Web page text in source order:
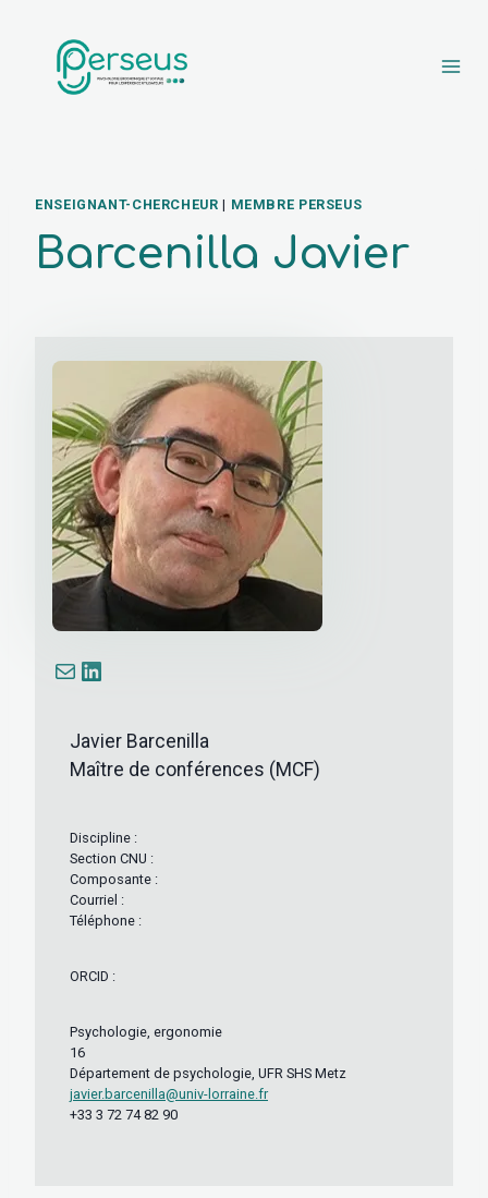
ENSEIGNANT-CHERCHEUR | MEMBRE PERSEUS
Barcenilla Javier
E-mailLinkedIn
Javier Barcenilla
Maître de conférences (MCF)
Discipline :
Section CNU :
Composante :
Courriel :
Téléphone :
ORCID :
Psychologie, ergonomie
16
Département de psychologie, UFR SHS Metz
javier.barcenilla@univ-lorraine.fr
+33 3 72 74 82 90